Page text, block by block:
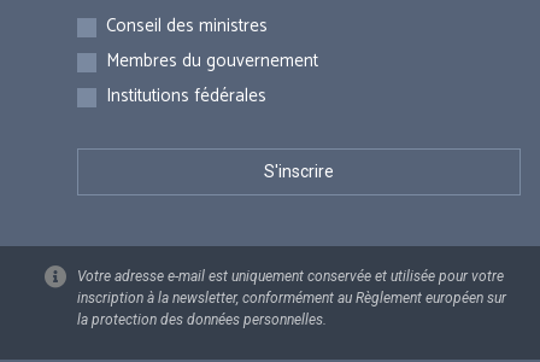
Inscriptions
Conseil des ministres
Membres du gouvernement
Institutions fédérales
Votre adresse e-mail est uniquement conservée et utilisée pour votre
inscription à la newsletter, conformément au Règlement européen sur
la protection des données personnelles.